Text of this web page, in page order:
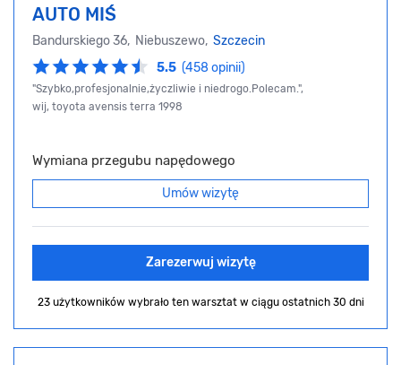
AUTO MIŚ
Bandurskiego 36, Niebuszewo, Szczecin
5.5 (458 opinii)
"Szybko,profesjonalnie,życzliwie i niedrogo.Polecam.",
wij, toyota avensis terra 1998
Wymiana przegubu napędowego
Umów wizytę
Zarezerwuj wizytę
23 użytkowników wybrało ten warsztat w ciągu ostatnich 30 dni